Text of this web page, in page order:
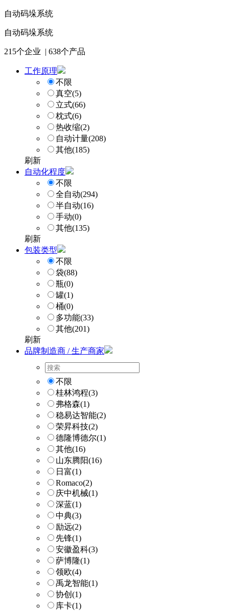
自动码垛系统
自动码垛系统
215个企业 | 638个产品
工作原理
不限
真空(5)
立式(66)
枕式(6)
热收缩(2)
自动计量(208)
其他(185)
刷新
自动化程度
不限
全自动(294)
半自动(16)
手动(0)
其他(135)
刷新
包装类型
不限
袋(88)
瓶(0)
罐(1)
桶(0)
多功能(33)
其他(201)
刷新
品牌制造商 / 生产商家
不限
桂林鸿程(3)
弗格森(1)
稳易达智能(2)
荣昇科技(2)
德隆博德尔(1)
其他(16)
山东腾阳(16)
日富(1)
Romaco(2)
庆中机械(1)
深蓝(1)
中典(3)
励远(2)
先锋(1)
安徽盈科(3)
萨博隆(1)
领欧(4)
禹龙智能(1)
协创 (1)
库卡(1)